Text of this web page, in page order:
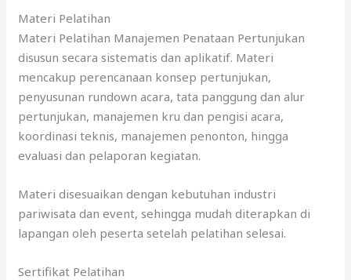
Materi Pelatihan
Materi Pelatihan Manajemen Penataan Pertunjukan
disusun secara sistematis dan aplikatif. Materi
mencakup perencanaan konsep pertunjukan,
penyusunan rundown acara, tata panggung dan alur
pertunjukan, manajemen kru dan pengisi acara,
koordinasi teknis, manajemen penonton, hingga
evaluasi dan pelaporan kegiatan.
Materi disesuaikan dengan kebutuhan industri
pariwisata dan event, sehingga mudah diterapkan di
lapangan oleh peserta setelah pelatihan selesai.
Sertifikat Pelatihan